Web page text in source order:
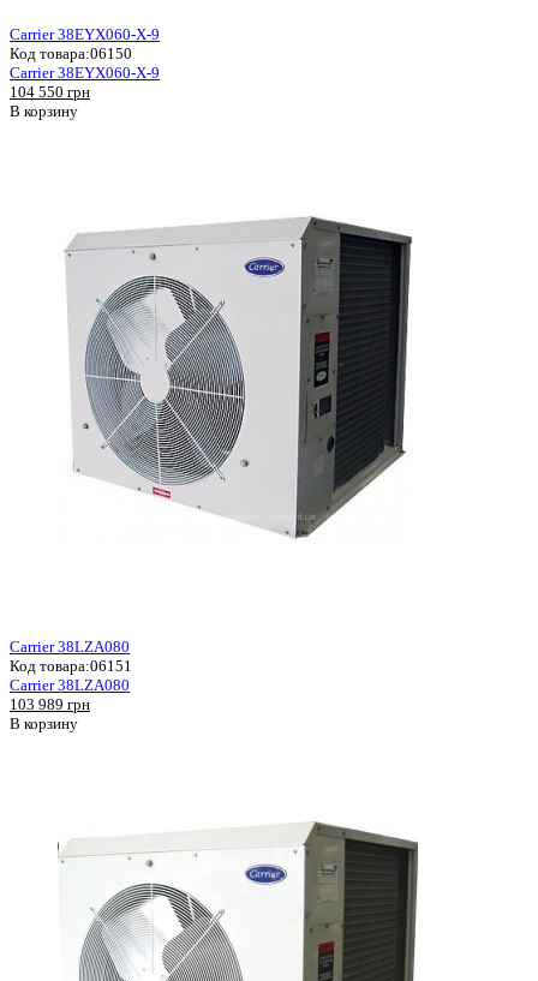
Carrier 38EYX060-X-9
Код товара:06150
Carrier 38EYX060-X-9
104 550 грн
В корзину
Carrier 38LZA080
Код товара:06151
Carrier 38LZA080
103 989 грн
В корзину